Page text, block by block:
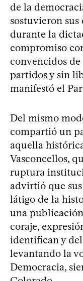
de la
sostuvieron
durante la
compromiso
convencidos
partidos y sin
manifestó el
Del mismo
compartió un
aquella
Vasconcellos,
ruptura
advirtió que sus
látigo de la
una
coraje,
identifican y
levantando la
Democracia,